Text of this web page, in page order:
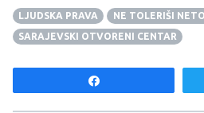
LJUDSKA PRAVA
NE TOLERIŠI
SARAJEVSKI OTVORENI CENTAR